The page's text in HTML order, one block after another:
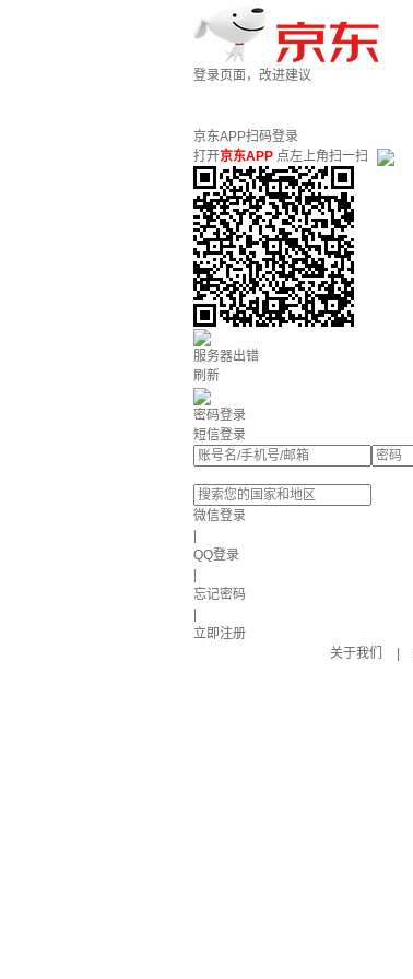
登录页面，改进建议
京东APP扫码登录
打开京东APP 点左上角扫一扫
服务器出错
刷新
密码登录
短信登录
微信登录
QQ登录
忘记密码
立即注册
关于我们